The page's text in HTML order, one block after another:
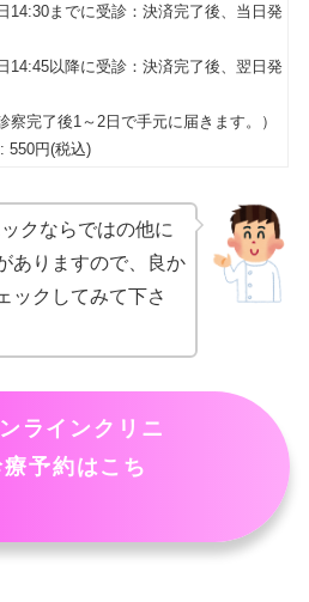
14:30までに受診：決済完了後、当日発
14:45以降に受診：決済完了後、翌日発
察完了後1～2日で手元に届きます。）
550円(税込)
クならではの他に
ありますので、良か
ックしてみて下さ
ラインクリニ
療予約はこち